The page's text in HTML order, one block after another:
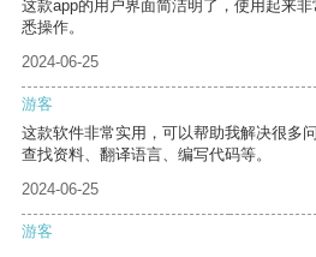
这款app的用户界面简洁明了，使用起来
悉操作。
2024-06-25
游客
这款软件非常实用，可以帮助我解决很多
查找资料、翻译语言、编写代码等。
2024-06-25
游客